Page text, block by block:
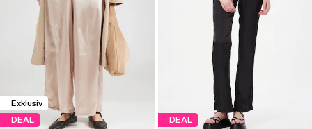
Exklusiv
DEAL
DEAL